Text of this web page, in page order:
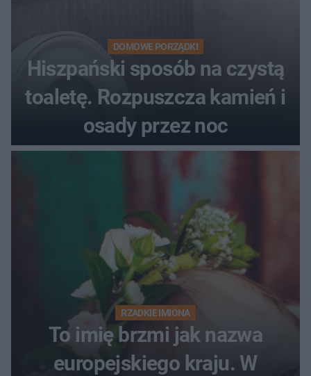
DOMOWE PORZĄDKI
Hiszpański sposób na czystą
toaletę. Rozpuszcza kamień i
osady przez noc
RZADKIE IMIONA
To imię brzmi jak nazwa
europejskiego kraju. W